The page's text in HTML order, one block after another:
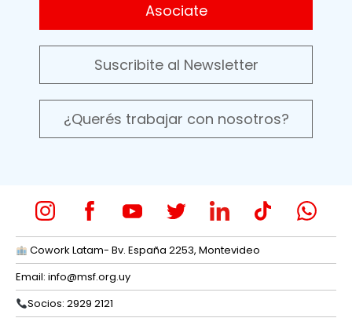
Asociate
Suscribite al Newsletter
¿Querés trabajar con nosotros?
Cowork Latam- Bv. España 2253, Montevideo
Email: info@msf.org.uy
Socios: 2929 2121